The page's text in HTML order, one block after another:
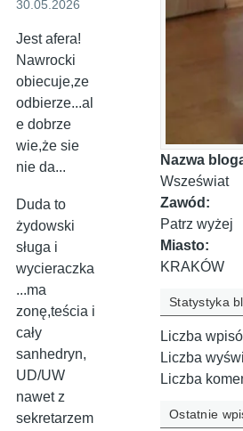
30.05.2026
Jest afera!
Nawrocki
obiecuje,ze
odbierze...al
e dobrze
wie,że sie
nie da...
Duda to
żydowski
sługa i
wycieraczka
...ma
zonę,teścia i
cały
sanhedryn,
UD/UW
nawet z
sekretarzem
Nazwa
Wszeświat
Zawód:
Patrz wyżej
Miasto:
KRAKÓW
Statystyka
Liczba
Liczba
Liczba
Ostatnie